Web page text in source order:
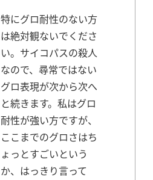
特にグロ耐性のない方
は絶対観ないでくださ
い。 サイコパスの殺人
なので、尋常ではない
グロ表現が次から次へ
と続きます。私はグロ
耐性が強い方ですが、
ここまでのグロさはち
ょっとすごいという
か、はっきり言って